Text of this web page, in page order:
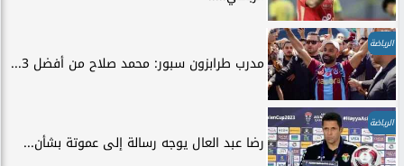
الرياضة
مدرب طرابزون سبور: محمد صلاح من أفضل 3...
الرياضة
رضا عبد العال يوجه رسالة إلى عموتة بشأن...